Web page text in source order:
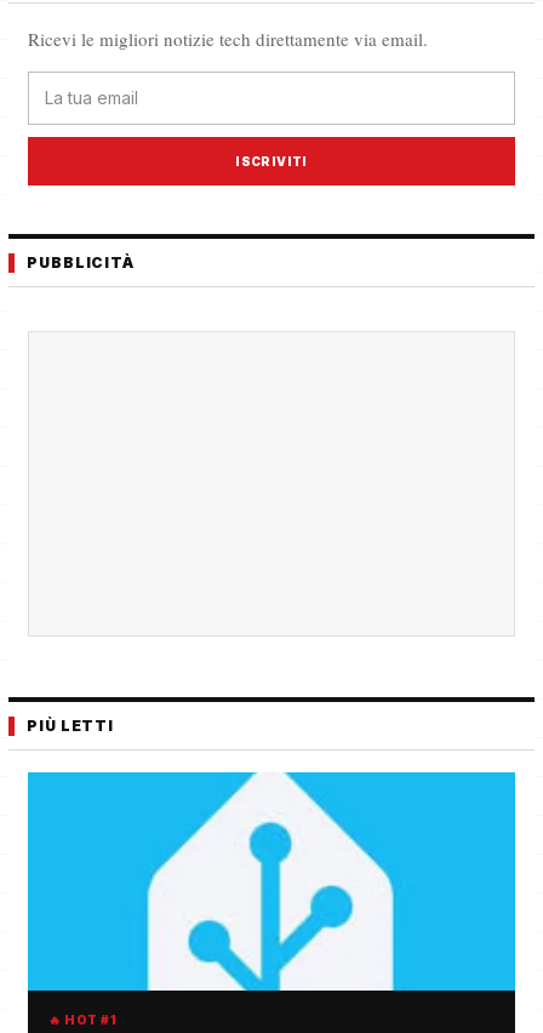
Ricevi le migliori notizie tech direttamente via email.
ISCRIVITI
PUBBLICITÀ
PIÙ LETTI
🔥 HOT #1